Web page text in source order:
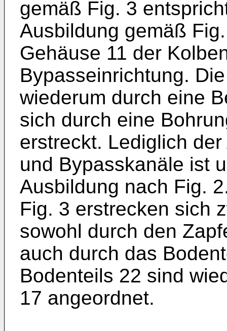
gemäß Fig. 3
Ausbildung gemäß
Gehäuse 11 der
Bypasseinrichtung.
wiederum durch eine
sich durch eine
erstreckt. Lediglich
und Bypasskanäle ist
Ausbildung nach Fig.
Fig. 3 erstrecken sich
sowohl durch den
auch durch das
Bodenteils 22 sind
17 angeordnet.